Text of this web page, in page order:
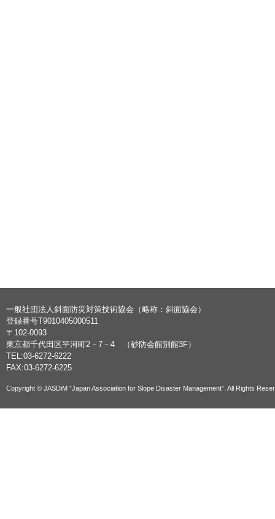
一般社団法人斜面防災対策技術協会（略称：斜面協会）
登録番号T9010405000511
〒102-0093
東京都千代田区平河町2－7－4 （砂防会館別館3F）
TEL:03-6272-6222
FAX:03-6272-6225
Copyright © JASDiM ”Japan Association for Slope Disaster Management”. All Rights